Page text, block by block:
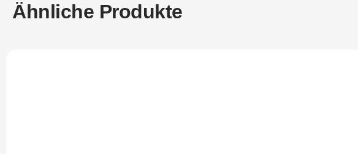
Ähnliche Produkte